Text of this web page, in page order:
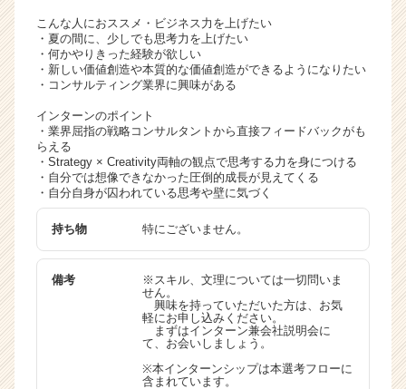
a
r
e
e
こんな人におススメ・ビジネス力を上げたい
・夏の間に、少しでも思考力を上げたい
・何かやりきった経験が欲しい
・新しい価値創造や本質的な価値創造ができるようになりたい
・コンサルティング業界に興味がある
インターンのポイント
・業界屈指の戦略コンサルタントから直接フィードバックがも
らえる
・Strategy × Creativity両軸の観点で思考する力を身につける
・自分では想像できなかった圧倒的成長が見えてくる
・自分自身が囚われている思考や壁に気づく
持ち物 特にございません。
備考
※スキル、文理については一切問いま
せん。
興味を持っていただいた方は、お気
軽にお申し込みください。
まずはインターン兼会社説明会に
て、お会いしましょう。
※本インターンシップは本選考フローに
含まれています。